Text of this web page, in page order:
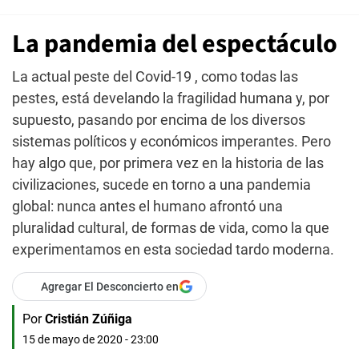
La pandemia del espectáculo
La actual peste del Covid-19 , como todas las
pestes, está develando la fragilidad humana y, por
supuesto, pasando por encima de los diversos
sistemas políticos y económicos imperantes. Pero
hay algo que, por primera vez en la historia de las
civilizaciones, sucede en torno a una pandemia
global: nunca antes el humano afrontó una
pluralidad cultural, de formas de vida, como la que
experimentamos en esta sociedad tardo moderna.
Agregar El Desconcierto en
Por Cristián Zúñiga
15 de mayo de 2020 - 23:00